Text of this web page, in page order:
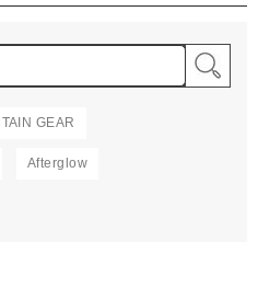
GEAR
Afterglow